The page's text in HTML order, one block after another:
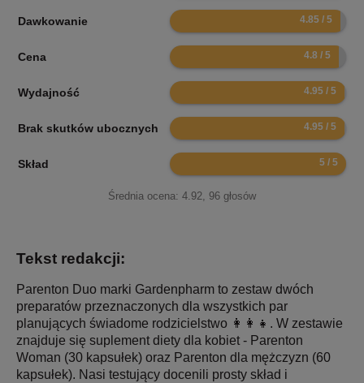
Dawkowanie 9.7
Cena 9.6
Wydajność 9.9
Brak skutków ubocznych 9.9
Skład 10
Średnia ocena: 4.92, 96 głosów
Tekst redakcji:
Parenton Duo marki Gardenpharm to zestaw dwóch
preparatów przeznaczonych dla wszystkich par
planujących świadome rodzicielstwo 👩‍👩‍👧. W zestawie
znajduje się suplement diety dla kobiet - Parenton
Woman (30 kapsułek) oraz Parenton dla mężczyzn (60
kapsułek). Nasi testujący docenili prosty skład i